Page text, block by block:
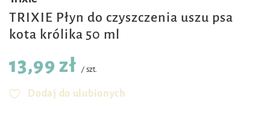
TRIXIE Płyn do czyszczenia uszu psa
kota królika 50 ml
13,99 zł /szt.
Dodaj do ulubionych